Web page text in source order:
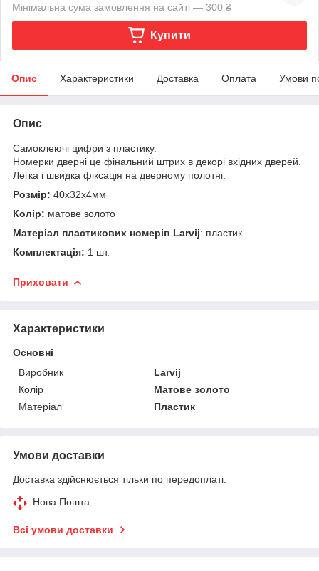
Мінімальна сума замовлення на сайті — 300 ₴
Купити
Опис Характеристики Доставка Оплата Умови
Опис
Самоклеючі цифри з пластику.
Номерки дверні це фінальний штрих в декорі вхідних дверей.
Легка і швидка фіксація на дверному полотні.
Розмір: 40х32х4мм
Колір: матове золото
Матеріал пластикових номерів Larvij: пластик
Комплектація: 1 шт.
Приховати
Характеристики
Основні
Виробник
Larvij
Колір
Матове золото
Матеріал
Пластик
Умови доставки
Доставка здійснюється тільки по передоплаті.
Нова Пошта
Всі умови доставки